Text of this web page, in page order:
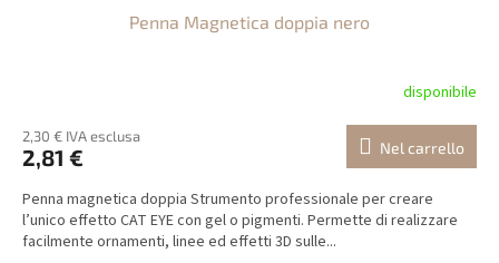
Penna Magnetica doppia nero
disponibile
2,30 € IVA esclusa
2,81 € Nel carrello
Penna magnetica doppia Strumento professionale per creare
l’unico effetto CAT EYE con gel o pigmenti. Permette di realizzare
facilmente ornamenti, linee ed effetti 3D sulle...